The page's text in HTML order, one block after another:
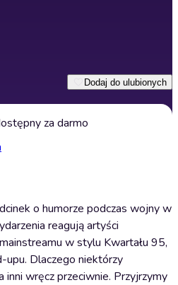
Dodaj do ulubionych
za darmo
o humorze podczas wojny w
reagują artyści
w stylu Kwartału 95,
upu. Dlaczego niektórzy
wręcz przeciwnie. Przyjrzymy